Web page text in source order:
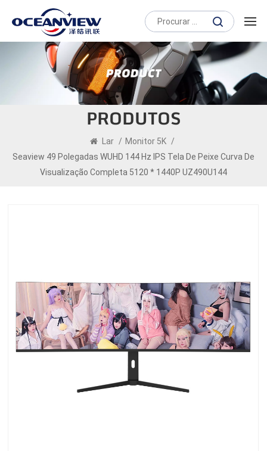
PRODUTOS
Lar / Monitor 5K /
Seaview 49 Polegadas WUHD 144 Hz IPS Tela De Peixe Curva De
Visualização Completa 5120 * 1440P UZ490U144